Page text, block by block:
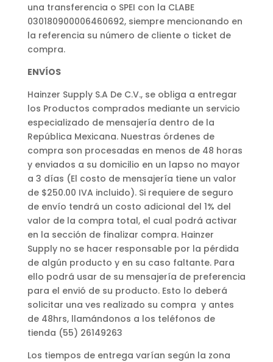
una transferencia o SPEI con la CLABE
030180900006460692, siempre mencionando en
la referencia su número de cliente o ticket de
compra.
ENVÍOS
Hainzer Supply S.A De C.V., se obliga a entregar
los Productos comprados mediante un servicio
especializado de mensajería dentro de la
República Mexicana. Nuestras órdenes de
compra son procesadas en menos de 48 horas
y enviados a su domicilio en un lapso no mayor
a 3 días (El costo de mensajería tiene un valor
de $250.00 IVA incluido). Si requiere de seguro
de envío tendrá un costo adicional del 1% del
valor de la compra total, el cual podrá activar
en la sección de finalizar compra. Hainzer
Supply no se hacer responsable por la pérdida
de algún producto y en su caso faltante. Para
ello podrá usar de su mensajería de preferencia
para el envió de su producto. Esto lo deberá
solicitar una ves realizado su compra y antes
de 48hrs, llamándonos a los teléfonos de
tienda (55) 26149263
Los tiempos de entrega varían según la zona